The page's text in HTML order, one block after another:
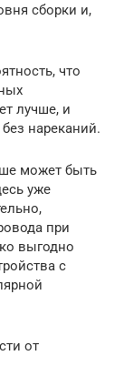
сборки и,
что
лучше, и
нареканий.
может быть
уже
при
выгодно
с
от